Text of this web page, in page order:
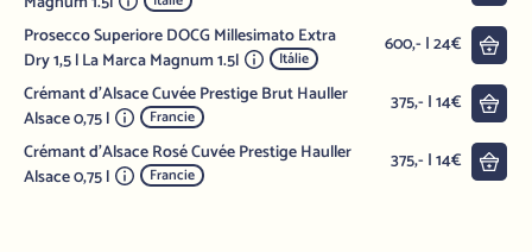
Prosecco Superiore DOCG Millesimato Extra
Dry 1,5 l La Marca Magnum 1.5l
Itálie
600,- | 24€
Crémant d'Alsace Cuvée Prestige Brut Hauller
Alsace 0,75 l
Francie
375,- | 14€
Crémant d'Alsace Rosé Cuvée Prestige Hauller
Alsace 0,75 l
Francie
375,- | 14€